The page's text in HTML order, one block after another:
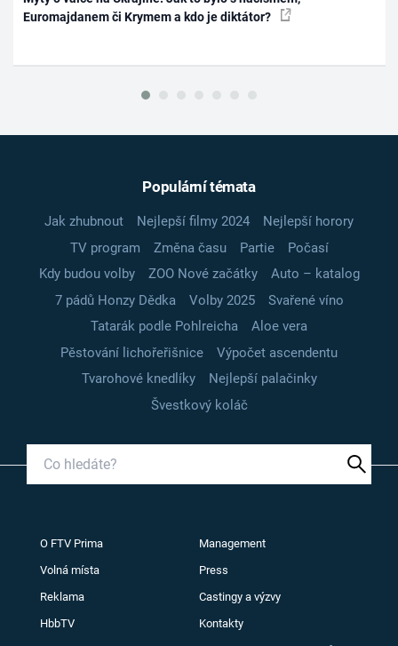
Euromajdanem či Krymem a kdo je diktátor?
Populární témata
Jak zhubnout Nejlepší filmy 2024
Nejlepší horory
TV program
Změna času Partie
Počasí
Kdy budou volby
ZOO Nové začátky
Auto – katalog
7 pádů Honzy Dědka
Volby 2025
Svařené víno
Tatarák podle Pohlreicha
Aloe vera
Pěstování lichořeřišnice
Výpočet ascendentu
Tvarohové knedlíky
Nejlepší palačinky
Švestkový koláč
O FTV Prima Management
Volná místa Press
Reklama Castingy a výzvy
HbbTV Kontakty